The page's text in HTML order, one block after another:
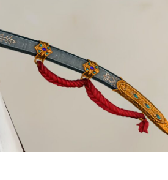
半袖
五分袖
八分袖